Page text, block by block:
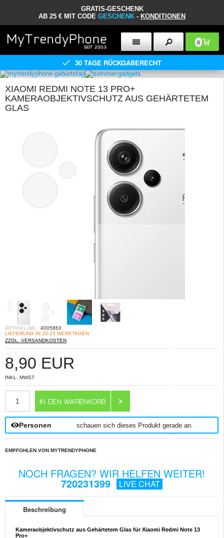
GRATIS-GESCHENK
AB 25 € MIT CODE GESCHENK - KONDITIONEN
0
30 TAGE RÜCKGABERECHT
XIAOMI REDMI NOTE 13 PRO+
KAMERAOBJEKTIVSCHUTZ AUS GEHÄRTETEM
GLAS
ARTIKEL-NR.: 4005863
LIEFERUNG IN 20-25 WERKTAGEN
ZZGL. VERSANDKOSTEN
8,90 EUR
INKL. MWST
Personen schauen sich dieses Produkt gerade an.
EMPFOHLEN VON MYTRENDYPHONE
NOCH FRAGEN? WIR HELFEN WEITER!
720231399 LIVE CHAT
Beschreibung
Kameraobjektivschutz aus Gehärtetem Glas für Xiaomi Redmi Note 13
Pro+